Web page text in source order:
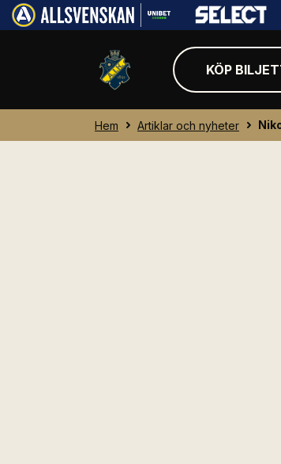
KÖP
Hem Artiklar och nyheter